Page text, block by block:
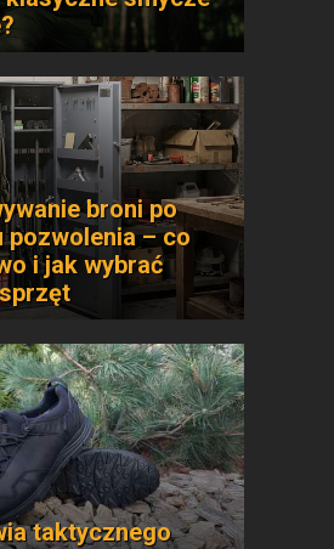
broni po
pozwolenia – co
i jak wybrać
taktycznego